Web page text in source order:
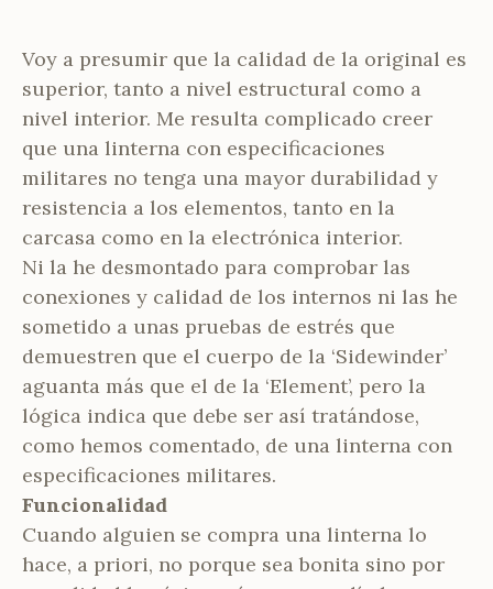
Voy a presumir que la calidad de la original es
superior, tanto a nivel estructural como a
nivel interior. Me resulta complicado creer
que una linterna con especificaciones
militares no tenga una mayor durabilidad y
resistencia a los elementos, tanto en la
carcasa como en la electrónica interior.
Ni la he desmontado para comprobar las
conexiones y calidad de los internos ni las he
sometido a unas pruebas de estrés que
demuestren que el cuerpo de la ‘Sidewinder’
aguanta más que el de la ‘Element’, pero la
lógica indica que debe ser así tratándose,
como hemos comentado, de una linterna con
especificaciones militares.
Funcionalidad
Cuando alguien se compra una linterna lo
hace, a priori, no porque sea bonita sino por